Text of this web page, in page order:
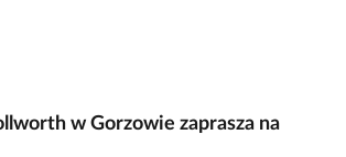
w Gorzowie zaprasza na